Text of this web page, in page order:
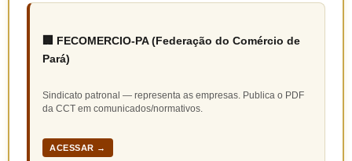
🏢 FECOMERCIO-PA (Federação do Comércio de
Pará)
Sindicato patronal — representa as empresas. Publica o PDF
da CCT em comunicados/normativos.
ACESSAR →